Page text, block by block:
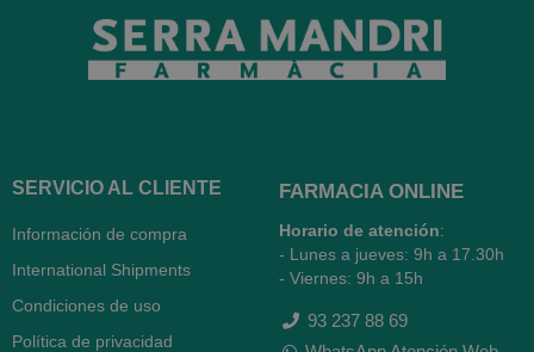
SERVICIO AL CLIENTE
Información de compra
International Shipments
Condiciones de uso
Política de privacidad
FARMACIA ONLINE
Horario de atención:
- Lunes a jueves: 9h a 17.30h
- Viernes: 9h a 15h
93 237 88 69